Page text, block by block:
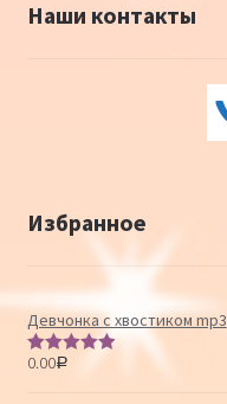
Наши контакты
Избранное
Девчонка с хвостиком mp3
Оценка
0.00Р